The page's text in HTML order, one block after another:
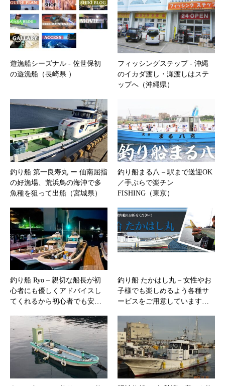
遊漁船シーズナル ‐ 佐世保初
の遊漁船（長崎県 ）
フィッシングステップ ‐ 沖縄
のイカダ渡し・瀬渡しはステ
ップへ（沖縄県）
釣り船 第一良寿丸 ー 仙南屈指
の好漁場、荒浜鳥の海沖で多
魚種を狙って出船（宮城県）
釣り船まる八 – 駅まで送迎OK
／手ぶらで楽チン
FISHING（東京）
釣り船 Ryo – 親切な船長が初
心者にも優しくアドバイスし
てくれるから初心者でも安…
釣り船 たかはし丸 – ​女性やお
子様でも楽しめるよう各種サ
ービスをご用意しています…